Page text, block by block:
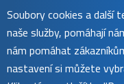
obvykle do 45 dnů
Soubory cookies a další
naše služby, pomáhají
nám pomáhat
nastavení si můžete